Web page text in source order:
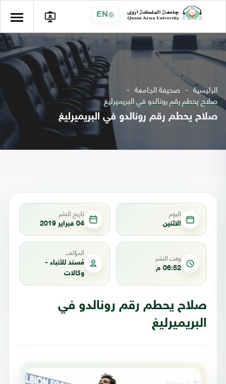
EN
الرئيسية صحيفة الجامعة
صلاح يحطم رقم رونالدو في البريميرليغ
صلاح يحطم رقم رونالدو في البريميرليغ
اليوم
الاثنين
تاريخ النشر
04 فبراير 2019
وقت النشر
06:52 م
المؤلف
مُسند للأنباء -
وكالات
صلاح يحطم رقم رونالدو في
البريميرليغ